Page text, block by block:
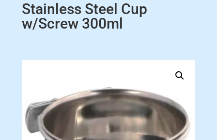
Stainless Steel Cup
w/Screw 300ml